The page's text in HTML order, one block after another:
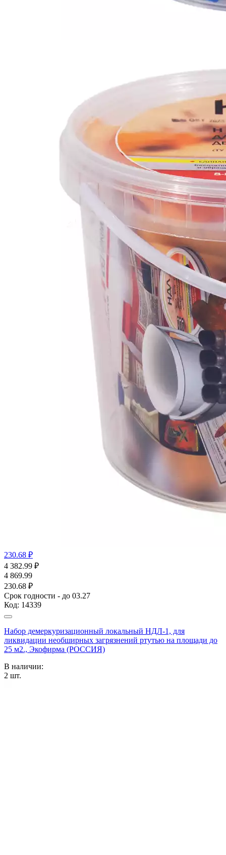
230.68 ₽
4 382.99 ₽
4 869.99
230.68 ₽
Срок годности - до 03.27
Код: 14339
Набор демеркуризационный локальный НДЛ-1, для
ликвидации необширных загрязнений ртутью на площади до
25 м2., Экофирма (РОССИЯ)
В наличии:
2 шт.